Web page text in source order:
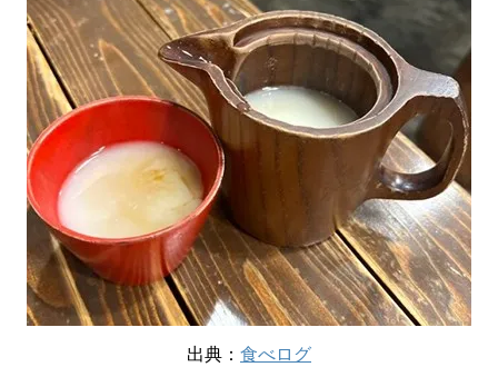
出典： 食べログ